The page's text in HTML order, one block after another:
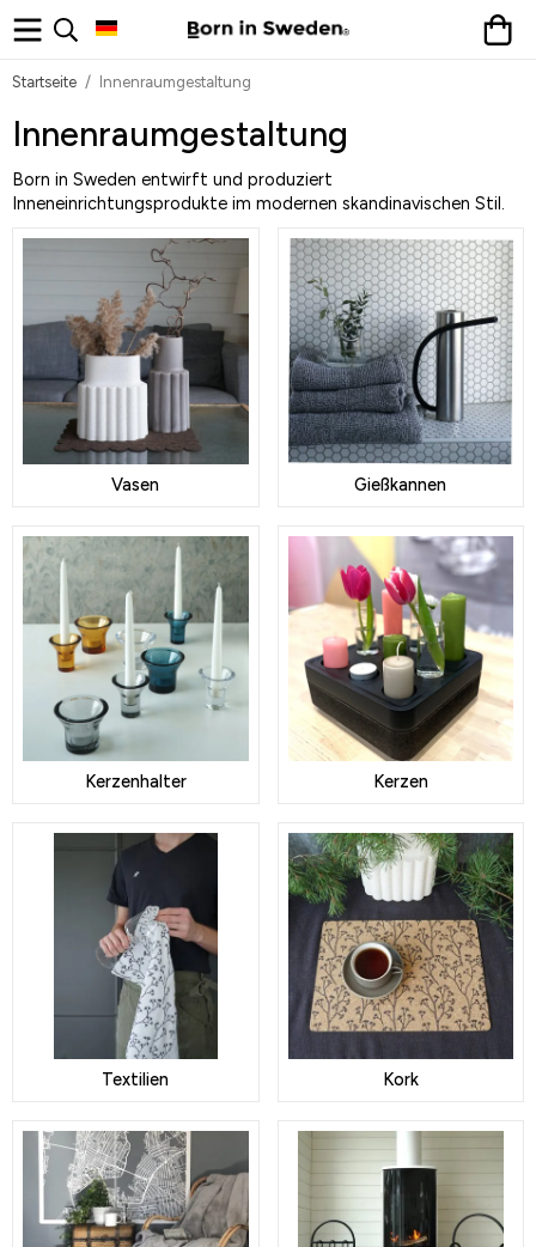
Startseite / Innenraumgestaltung
Innenraumgestaltung
Born in Sweden entwirft und produziert
Inneneinrichtungsprodukte im modernen skandinavischen Stil.
Vasen Gießkannen
Kerzenhalter Kerzen
Textilien Kork